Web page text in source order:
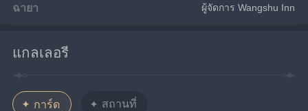
ฉายา ผู้จัดการ Wangshu Inn
แกลเลอรี
การ์ด สถานที่